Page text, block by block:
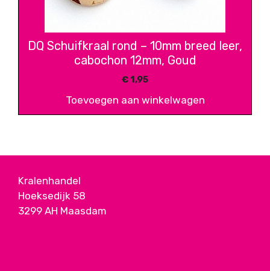
DQ Schuifkraal rond – 10mm breed leer,
cabochon 12mm, Goud
€1,95
Toevoegen aan winkelwagen
Kralenhandel
Hoeksedijk 58
3299 AH Maasdam